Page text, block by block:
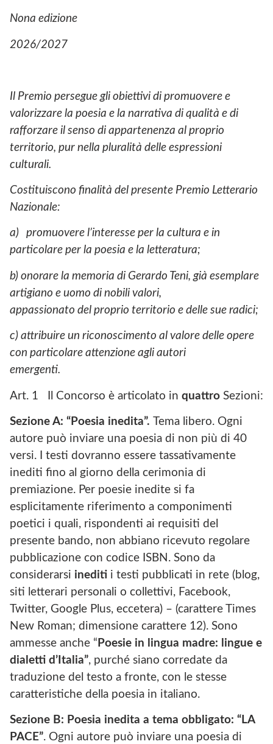
Nona edizione
2026/2027
Il Premio persegue gli obiettivi di promuovere e
valorizzare la poesia e la narrativa di qualità e di
rafforzare il senso di appartenenza al proprio
territorio, pur nella pluralità delle espressioni
culturali.
Costituiscono finalità del presente Premio Letterario
Nazionale:
a) promuovere l’interesse per la cultura e in
particolare per la poesia e la letteratura;
b) onorare la memoria di Gerardo Teni, già esemplare
artigiano e uomo di nobili valori,
appassionato del proprio territorio e delle sue radici;
c) attribuire un riconoscimento al valore delle opere
con particolare attenzione agli autori
emergenti.
Art. 1 Il Concorso è articolato in quattro Sezioni:
Sezione A: “Poesia inedita”. Tema libero. Ogni
autore può inviare una poesia di non più di 40
versi. I testi dovranno essere tassativamente
inediti fino al giorno della cerimonia di
premiazione. Per poesie inedite si fa
esplicitamente riferimento a componimenti
poetici i quali, rispondenti ai requisiti del
presente bando, non abbiano ricevuto regolare
pubblicazione con codice ISBN. Sono da
considerarsi inediti i testi pubblicati in rete (blog,
siti letterari personali o collettivi, Facebook,
Twitter, Google Plus, eccetera) – (carattere Times
New Roman; dimensione carattere 12). Sono
ammesse anche “ Poesie in lingua madre: lingue e
dialetti d’Italia”, purché siano corredate da
traduzione del testo a fronte, con le stesse
caratteristiche della poesia in italiano.
Sezione B: Poesia inedita a tema obbligato: “LA
PACE”. Ogni autore può inviare una poesia di